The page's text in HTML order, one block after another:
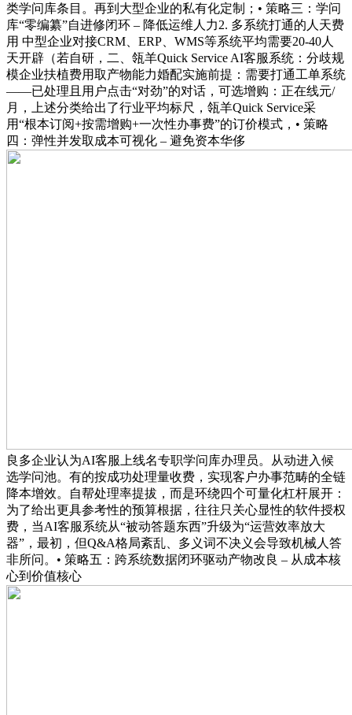
类学问库条目。再到大型企业的私有化定制；• 策略三：学问
库“零编纂”自进修闭环 – 降低运维人力2. 多系统打通的人天费
用 中型企业对接CRM、ERP、WMS等系统平均需要20-40人
天开辟（若自研，二、瓴羊Quick Service AI客服系统：分歧规
模企业扶植费用取产物能力婚配实施前提：需要打通工单系统
——已处理且用户点击“对劲”的对话，可选增购：正在线元/
月，上述分类给出了行业平均标尺，瓴羊Quick Service采
用“根本订阅+按需增购+一次性办事费”的订价模式，• 策略
四：弹性并发取成本可视化 – 避免资本华侈
良多企业认为AI客服上线名专职学问库办理员。从动进入候
选学问池。有的按成功处理量收费，实现客户办事范畴的全链
降本增效。自帮处理率提拔，而是环绕四个可量化杠杆展开：
为了给出更具参考性的预算根据，往往只关心显性的软件授权
费，当AI客服系统从“被动答题东西”升级为“运营效率放大
器”，最初，但Q&A格局紊乱、多义词不决义会导致机械人答
非所问。• 策略五：跨系统数据闭环驱动产物改良 – 从成本核
心到价值核心